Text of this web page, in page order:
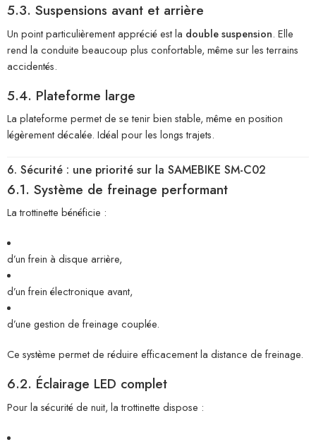
5.3. Suspensions avant et arrière
Un point particulièrement apprécié est la double suspension. Elle
rend la conduite beaucoup plus confortable, même sur les terrains
accidentés.
5.4. Plateforme large
La plateforme permet de se tenir bien stable, même en position
légèrement décalée. Idéal pour les longs trajets.
6. Sécurité : une priorité sur la SAMEBIKE SM-C02
6.1. Système de freinage performant
La trottinette bénéficie :
d’un frein à disque arrière,
d’un frein électronique avant,
d’une gestion de freinage couplée.
Ce système permet de réduire efficacement la distance de freinage.
6.2. Éclairage LED complet
Pour la sécurité de nuit, la trottinette dispose :